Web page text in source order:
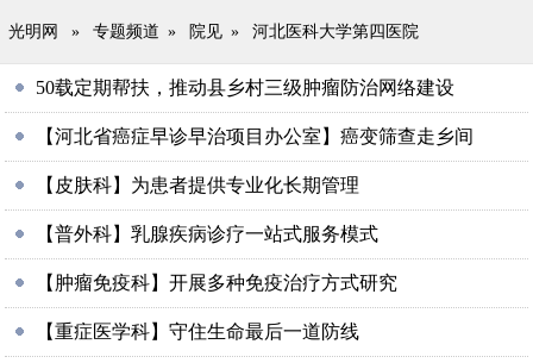
光明网 » 专题频道 » 院见 » 河北医科大学第四医院
50载定期帮扶，推动县乡村三级肿瘤防治网络建设
【河北省癌症早诊早治项目办公室】癌变筛查走乡间
【皮肤科】为患者提供专业化长期管理
【普外科】乳腺疾病诊疗一站式服务模式
【肿瘤免疫科】开展多种免疫治疗方式研究
【重症医学科】守住生命最后一道防线